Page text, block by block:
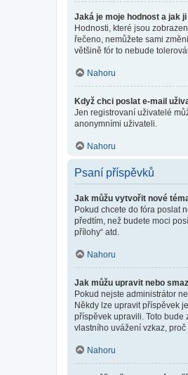
Jaká je moje hodnost a jak
Hodnosti, které jsou
řečeno, nemůžete sami
většině fór to nebude
Nahoru
Když chci poslat e-mail
Jen registrovaní uživatelé
anonymními uživateli.
Nahoru
Psaní příspěvků
Jak můžu vytvořit nové
Pokud chcete do fóra poslat
předtím, než budete moci
přílohy“ atd.
Nahoru
Jak můžu upravit nebo
Pokud nejste administrátor
Někdy lze upravit příspěvek
příspěvek upravili. Toto
vlastního uvážení vzkaz,
Nahoru